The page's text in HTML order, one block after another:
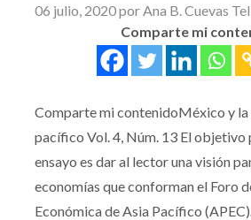
06 julio, 2020 por Ana B. Cuevas
Comparte mi
Comparte mi contenidoMéxico y la
pacífico Vol. 4, Núm. 13 El objetivo
ensayo es dar al lector una visión
economías que conforman el Foro
Económica de Asia Pacífico